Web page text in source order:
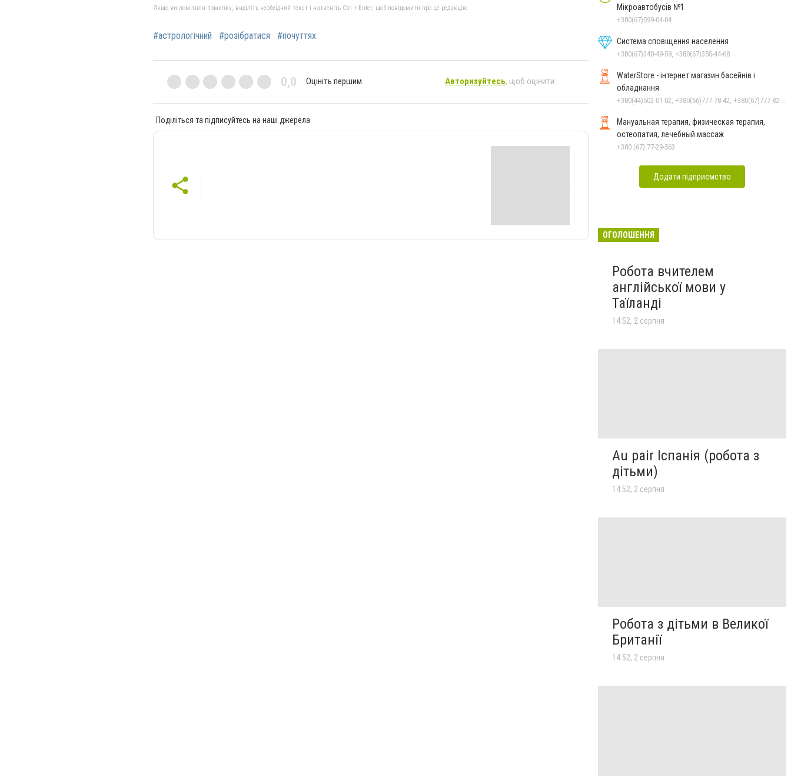
Якщо ви помітили помилку, виділіть необхідний текст і натисніть Ctrl + Enter, щоб повідомити про це редакцію
#астрологічний #розібратися #почуттях
0,0 Оцініть першим Авторизуйтесь, щоб оцінити
Поділіться та підписуйтесь на наші джерела
Мікроавтобусів №1
+380(67)599-04-04
Система сповіщення населення
+380(67)340-49-59, +380(67)350-44-68
WaterStore - інтернет магазин басейнів і
обладнання
Мануальная терапия, физическая терапия,
остеопатия, лечебный массаж
+380 (67) 77-29-563
Додати підприємство
ОГОЛОШЕННЯ
Робота вчителем
англійської мови у
Таїланді
14:52, 2 серпня
Au pair Іспанія (робота з
дітьми)
14:52, 2 серпня
Робота з дітьми в Великої
Британії
14:52, 2 серпня